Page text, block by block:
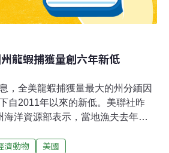
龍蝦捕獲量創六年新低
，全美龍蝦捕獲量最大的州分緬因
自2011年以來的新低。美聯社昨
海洋資源部表示，當地漁夫去年捉
。緬因州海洋資源部長凱利赫
濟動物 美國